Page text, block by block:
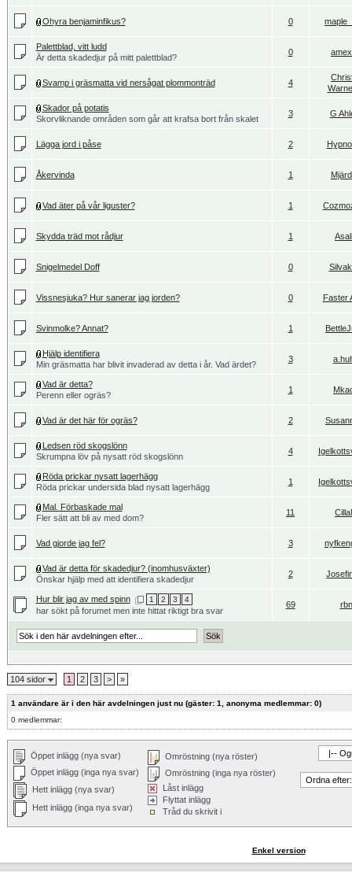
Ohyra benjaminfikus? 0
Palettblad, vitt ludd
Är detta skadedjur på mitt palettblad?
0
Svamp i gräsmatta vid nersågat plommonträd 4
Skador på potatis
Skorvliknande områden som går att krafsa bort från skalet
3 G
Lägga jord i påse 2
Åkervinda 1
Vad äter på vår liguster? 1
Skydda träd mot rådjur 1
Snigelmedel Doff 0
Vissnesjuka? Hur sanerar jag jorden? 0 Faster
Svinmolke? Annat? 1
Hjälp identifiera
Min gräsmatta har blivit invaderad av detta i år. Vad ärdet?
3
Vad är detta?
Perenn eller ogräs?
1
Vad är det här för ogräs? 2
Ledsen röd skogslönn
Skrumpna löv på nysatt röd skogslönn
4
Röda prickar nysatt lagerhägg
Röda prickar undersida blad nysatt lagerhägg
1
Mal. Förbaskade mal
Fler sätt att bli av med dom?
11
Vad gjorde jag fel? 3
Vad är detta för skadedjur? (inomhusväxter)
Önskar hjälp med att identifiera skadedjur
2
Hur blir jag av med spinn 1 2 3 4
har sökt på forumet men inte hittat riktigt bra svar
69 rbn
104 sidor 1 2 3 > »
1 användare är i den här avdelningen just nu (gäster: 1, anonyma medlemmar: 0)
0 medlemmar:
Öppet inlägg (nya svar)
Öppet inlägg (inga nya svar)
Hett inlägg (nya svar)
Hett inlägg (inga nya svar)
Omröstning (nya röster)
Omröstning (inga nya röster)
Låst inlägg
Flyttat inlägg
Tråd du skrivit i
Enkel version